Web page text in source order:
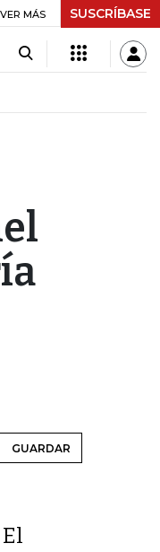
$ 416,86 +$ 0,05 +0,01%
VER MÁS SUSCRÍBASE
GUARDAR